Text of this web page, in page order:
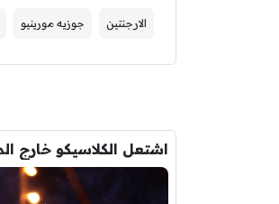
الارجنتين جوزيه مورينيو